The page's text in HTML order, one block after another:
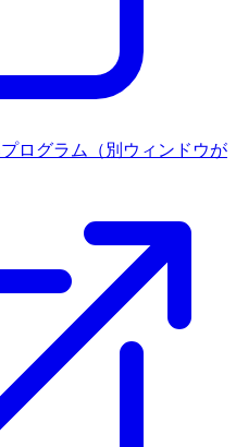
ログラム
（別ウィンドウが